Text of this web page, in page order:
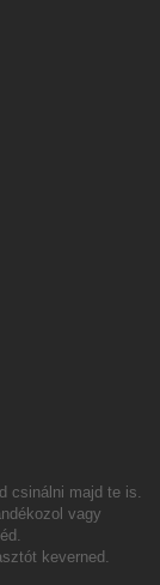
csinálni majd te is.
vagy
keverned.